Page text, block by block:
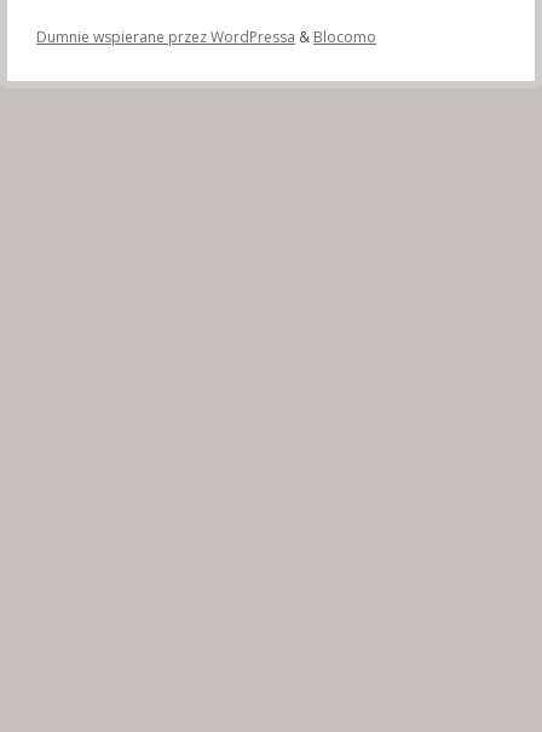
Dumnie wspierane przez WordPressa & Blocomo